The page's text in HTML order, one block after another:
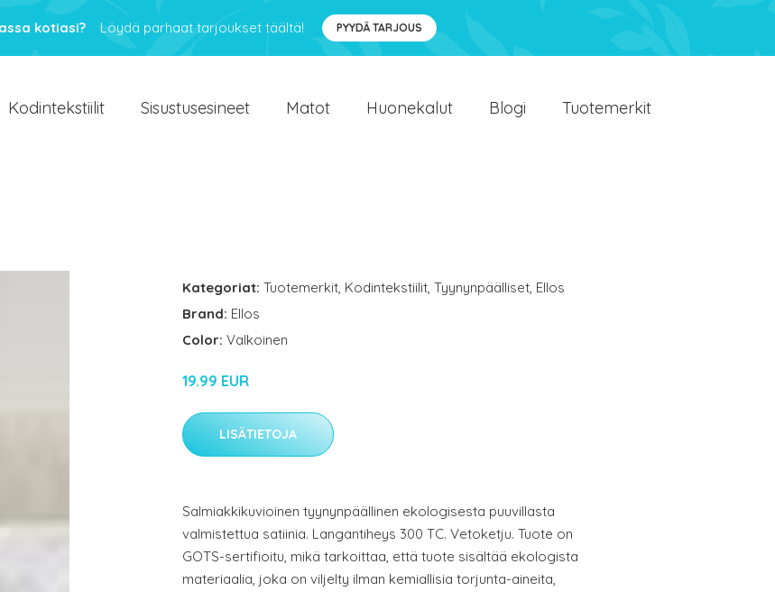
kotiasi? Löydä parhaat tarjoukset täältä! PYYDÄ TARJOUS
Kodintekstiilit Sisustusesineet Matot Huonekalut Blogi Tuotemerkit
Kategoriat: Tuotemerkit, Kodintekstiilit, Tyynynpäälliset, Ellos
Brand: Ellos
Color: Valkoinen
19.99 EUR
LISÄTIETOJA
Salmiakkikuvioinen tyynynpäällinen ekologisesta puuvillasta
valmistettua satiinia. Langantiheys 300 TC. Vetoketju. Tuote on
GOTS-sertifioitu, mikä tarkoittaa, että tuote sisältää ekologista
materiaalia, joka on viljelty ilman kemiallisia torjunta-aineita,